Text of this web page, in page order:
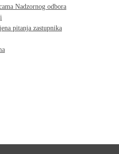
Nadzornog odbora
pitanja zastupnika